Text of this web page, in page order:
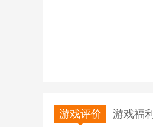
游戏评价 游戏福利